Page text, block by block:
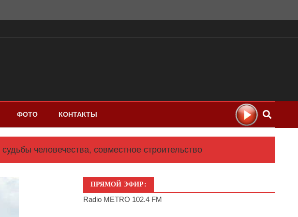
ФОТО КОНТАКТЫ
человечества, совместное строительство
ПРЯМОЙ ЭФИР:
Radio METRO 102.4 FM